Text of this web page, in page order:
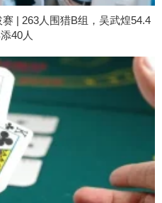
赛 | 263人围猎B组，吴武煌54.4
40人